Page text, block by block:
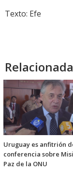
Texto: Efe
Uruguay es anfitrión
conferencia sobre
Paz de la ONU